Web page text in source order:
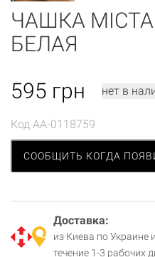
ЧАШКА МІСТА
БЕЛАЯ
595 грн нет в
Код AA-0118759
СООБЩИТЬ КОГДА
Доставка:
из Киева по Украине
течение 1-3 рабочих